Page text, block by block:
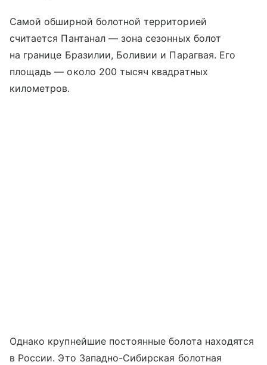
Самой обширной болотной территорией
считается Пантанал — зона сезонных болот
на границе Бразилии, Боливии и Парагвая. Его
площадь — около 200 тысяч квадратных
километров.
Однако крупнейшие постоянные болота находятся
в России. Это Западно-Сибирская болотная